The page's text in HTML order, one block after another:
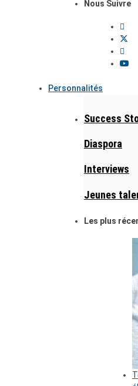
Nous Suivre
Personnalités
Success
Diaspora
Interviews
Jeunes
Les plus